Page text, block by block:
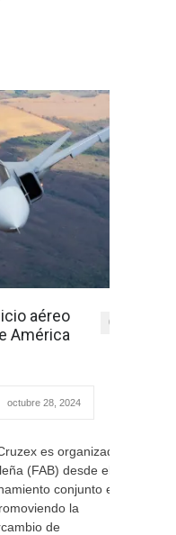
aéreo
América
0
octubre 28, 2024
es organizado
(FAB) desde el
conjunto en
la
de